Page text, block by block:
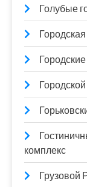
Голубые
комплекс
Грузовой